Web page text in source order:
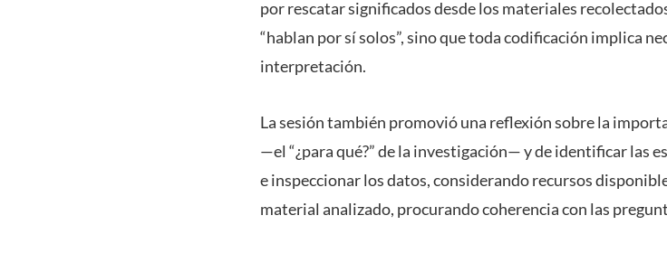
por rescatar significados desde los materiales
“hablan por sí solos”, sino que toda codificación implica
interpretación.
La sesión también promovió una reflexión sobre la
—el “¿para qué?” de la investigación— y de identificar las
e inspeccionar los datos, considerando recursos
material analizado, procurando coherencia con las